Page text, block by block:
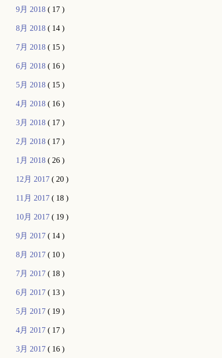
9月 2018( 17 )
8月 2018( 14 )
7月 2018( 15 )
6月 2018( 16 )
5月 2018( 15 )
4月 2018( 16 )
3月 2018( 17 )
2月 2018( 17 )
1月 2018( 26 )
12月 2017( 20 )
11月 2017( 18 )
10月 2017( 19 )
9月 2017( 14 )
8月 2017( 10 )
7月 2017( 18 )
6月 2017( 13 )
5月 2017( 19 )
4月 2017( 17 )
3月 2017( 16 )